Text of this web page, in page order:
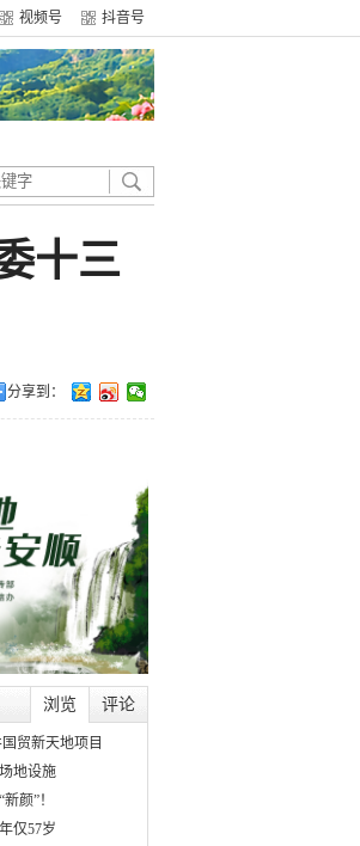
视频号 抖音号
十三
分享到：
浏览 评论
贸新天地项目
地设施
颜”！
仅57岁